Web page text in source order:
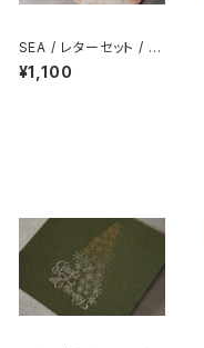
SEA / レターセット / 活
版印刷
¥1,100